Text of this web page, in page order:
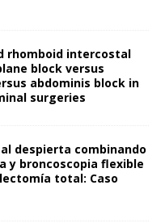
rhomboid intercostal
block versus
abdominis block in
surgeries
despierta combinando
y broncoscopia flexible
total: Caso